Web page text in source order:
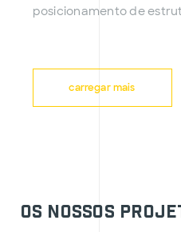
posicionamento de
carregar mais
Os nossos